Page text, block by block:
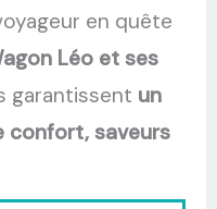
en quête
Léo et ses
garantissent un
confort, saveurs